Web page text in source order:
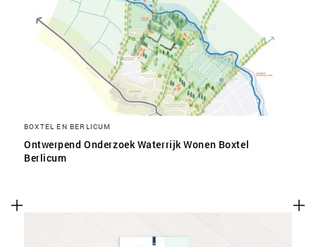
BOXTEL EN BERLICUM
Ontwerpend Onderzoek Waterrijk Wonen Boxtel
Berlicum
SLA VOORKEUREN OP